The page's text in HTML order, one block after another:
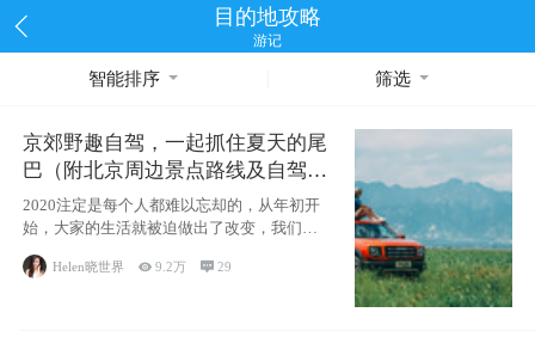
目的地攻略
游记
智能排序 筛选
京郊野趣自驾，一起抓住夏天的尾
巴（附北京周边景点路线及自驾攻
略）
2020注定是每个人都难以忘却的，从年初开
始，大家的生活就被迫做出了改变，我们也
不例外。本来双双辞职是为
Helen晓世界 9.2万 29